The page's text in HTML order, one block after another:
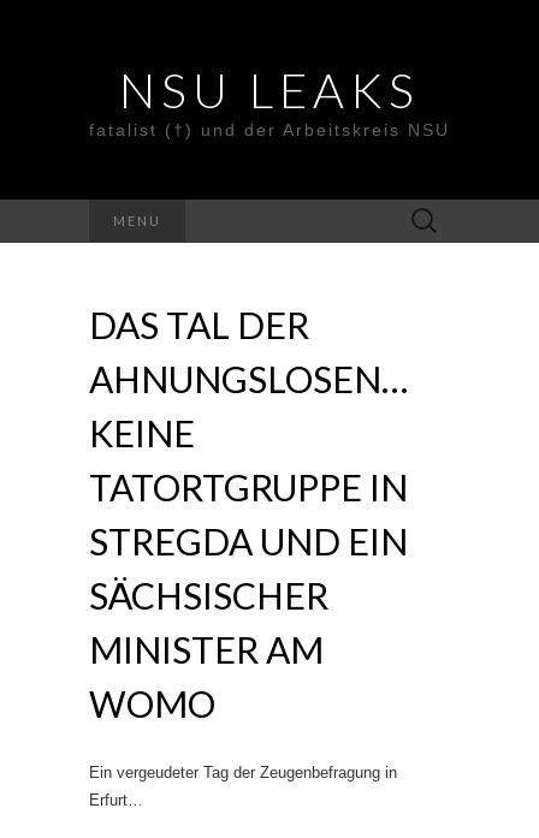
NSU LEAKS
fatalist (†) und der Arbeitskreis NSU
MENU
Suche
nach:
DAS TAL DER
AHNUNGSLOSEN…
KEINE
TATORTGRUPPE IN
STREGDA UND EIN
SÄCHSISCHER
MINISTER AM
WOMO
Ein vergeudeter Tag der Zeugenbefragung in
Erfurt…